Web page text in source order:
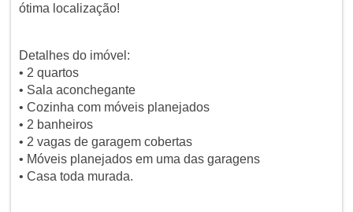
ótima localização!
Detalhes do imóvel:
• 2 quartos
• Sala aconchegante
• Cozinha com móveis planejados
• 2 banheiros
• 2 vagas de garagem cobertas
• Móveis planejados em uma das garagens
• Casa toda murada.